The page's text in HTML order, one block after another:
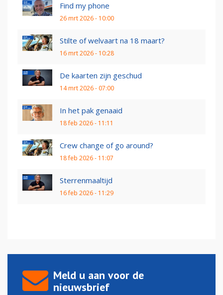
Find my phone
26 mrt 2026 - 10:00
Stilte of welvaart na 18 maart?
16 mrt 2026 - 10:28
De kaarten zijn geschud
14 mrt 2026 - 07:00
In het pak genaaid
18 feb 2026 - 11:11
Crew change of go around?
18 feb 2026 - 11:07
Sterrenmaaltijd
16 feb 2026 - 11:29
Meld u aan voor de
nieuwsbrief